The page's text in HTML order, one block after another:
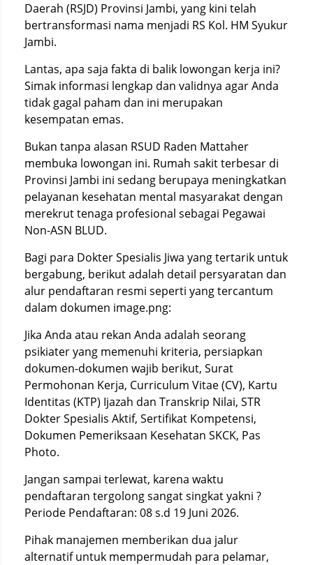
Daerah (RSJD) Provinsi Jambi, yang kini telah
bertransformasi nama menjadi RS Kol. HM Syukur
Jambi.
Lantas, apa saja fakta di balik lowongan kerja ini?
Simak informasi lengkap dan validnya agar Anda
tidak gagal paham dan ini merupakan
kesempatan emas.
Bukan tanpa alasan RSUD Raden Mattaher
membuka lowongan ini. Rumah sakit terbesar di
Provinsi Jambi ini sedang berupaya meningkatkan
pelayanan kesehatan mental masyarakat dengan
merekrut tenaga profesional sebagai Pegawai
Non-ASN BLUD.
Bagi para Dokter Spesialis Jiwa yang tertarik untuk
bergabung, berikut adalah detail persyaratan dan
alur pendaftaran resmi seperti yang tercantum
dalam dokumen image.png:
Jika Anda atau rekan Anda adalah seorang
psikiater yang memenuhi kriteria, persiapkan
dokumen-dokumen wajib berikut, Surat
Permohonan Kerja, Curriculum Vitae (CV), Kartu
Identitas (KTP) Ijazah dan Transkrip Nilai, STR
Dokter Spesialis Aktif, Sertifikat Kompetensi,
Dokumen Pemeriksaan Kesehatan SKCK, Pas
Photo.
Jangan sampai terlewat, karena waktu
pendaftaran tergolong sangat singkat yakni ?
Periode Pendaftaran: 08 s.d 19 Juni 2026.
Pihak manajemen memberikan dua jalur
alternatif untuk mempermudah para pelamar,